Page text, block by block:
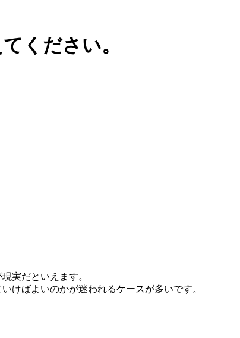
ください。
実だといえます。
けばよいのかが迷われるケースが多いです。